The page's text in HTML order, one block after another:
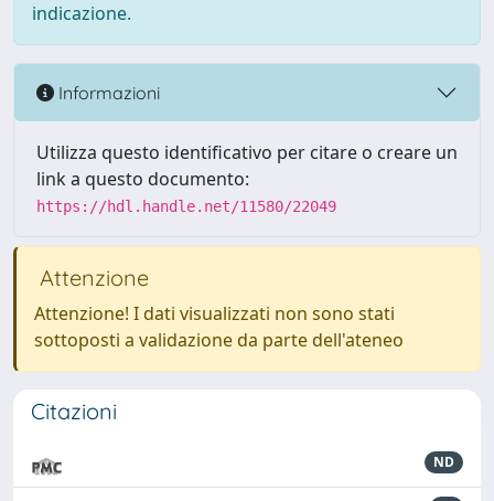
indicazione.
Informazioni
Utilizza questo identificativo per citare o creare un
link a questo documento:
https://hdl.handle.net/11580/22049
Attenzione
Attenzione! I dati visualizzati non sono stati
sottoposti a validazione da parte dell'ateneo
Citazioni
ND